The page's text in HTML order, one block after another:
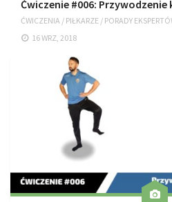
Ćwiczenie #006:
ĆWICZENIA / PIŁKARZE / PORADY
16 WRZ, 2018